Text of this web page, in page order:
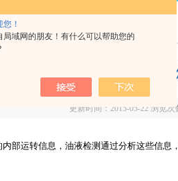
您！
局域网的朋友！有什么可以帮助您的
油液检测要点
更新时间：2015-05-22 浏览次
部运转信息，油液检测通过分析这些信